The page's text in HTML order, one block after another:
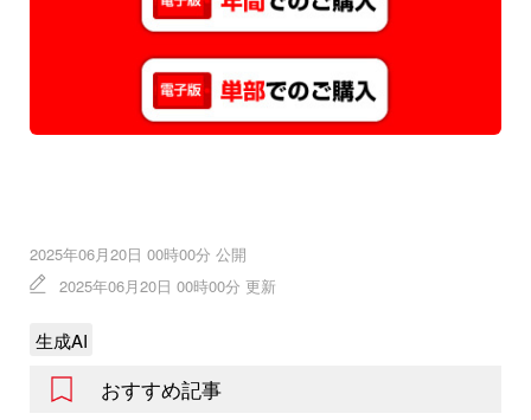
2025年06月20日 00時00分 公開
2025年06月20日 00時00分 更新
生成AI
おすすめ記事